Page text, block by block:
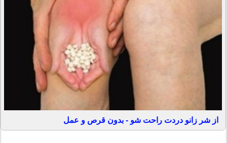
از شر زانو دردت راحت شو - بدون قرص و عمل